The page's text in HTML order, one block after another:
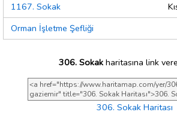
1167. Sokak
Orman İşletme Şefliği
306. Sokakharitasına link
306. Sokak Haritası